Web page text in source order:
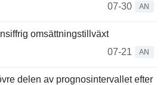
07-30
AN
omsättningstillväxt
07-21
AN
delen av prognosintervallet efter